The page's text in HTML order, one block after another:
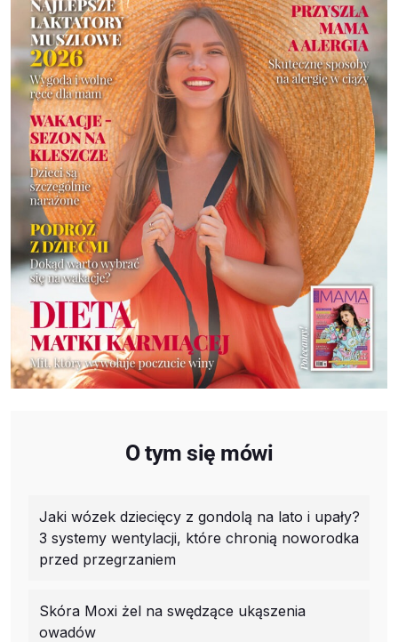
O tym się mówi
Jaki wózek dziecięcy z gondolą na lato i upały?
3 systemy wentylacji, które chronią noworodka
przed przegrzaniem
Skóra Moxi żel na swędzące ukąszenia
owadów